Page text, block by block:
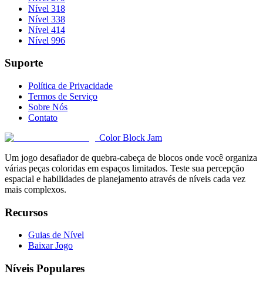
Nível 318
Nível 338
Nível 414
Nível 996
Suporte
Política de Privacidade
Termos de Serviço
Sobre Nós
Contato
Color Block Jam
Um jogo desafiador de quebra-cabeça de blocos onde você organiza
várias peças coloridas em espaços limitados. Teste sua percepção
espacial e habilidades de planejamento através de níveis cada vez
mais complexos.
Recursos
Guias de Nível
Baixar Jogo
Níveis Populares